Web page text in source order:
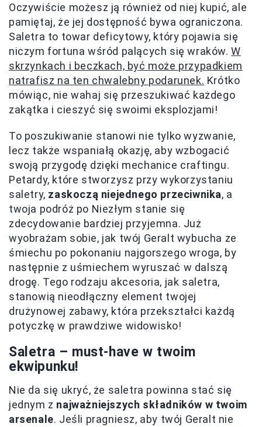
Oczywiście możesz ją również od niej kupić, ale
pamiętaj, że jej dostępność bywa ograniczona.
Saletra to towar deficytowy, który pojawia się
niczym fortuna wśród palących się wraków.W
skrzynkach i beczkach, być może przypadkiem
natrafisz na ten chwalebny podarunek. Krótko
mówiąc, nie wahaj się przeszukiwać każdego
zakątka i cieszyć się swoimi eksplozjami!
To poszukiwanie stanowi nie tylko wyzwanie,
lecz także wspaniałą okazję, aby wzbogacić
swoją przygodę dzięki mechanice craftingu.
Petardy, które stworzysz przy wykorzystaniu
saletry, zaskoczą niejednego przeciwnika, a
twoja podróż po Niezłym stanie się
zdecydowanie bardziej przyjemna. Już
wyobrażam sobie, jak twój Geralt wybucha ze
śmiechu po pokonaniu najgorszego wroga, by
następnie z uśmiechem wyruszać w dalszą
drogę. Tego rodzaju akcesoria, jak saletra,
stanowią nieodłączny element twojej
drużynowej zabawy, która przekształci każdą
potyczkę w prawdziwe widowisko!
Saletra – must-have w twoim
ekwipunku!
Nie da się ukryć, że saletra powinna stać się
jednym z najważniejszych składników w twoim
arsenale. Jeśli pragniesz, aby twój Geralt nie